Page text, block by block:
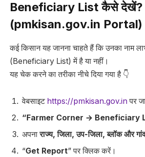
Beneficiary List कैसे देखें?
(pmkisan.gov.in Portal)
कई किसान यह जानना चाहते हैं कि उनका नाम
(Beneficiary List) में है या नहीं।
यह चेक करने का तरीका नीचे दिया गया है 👇
वेबसाइट https://pmkisan.gov.inपर
“Farmer Corner → Beneficiary
अपनाराज्य, जिला, उप-जिला, ब्लॉक और
“Get Report” पर क्लिक करें।